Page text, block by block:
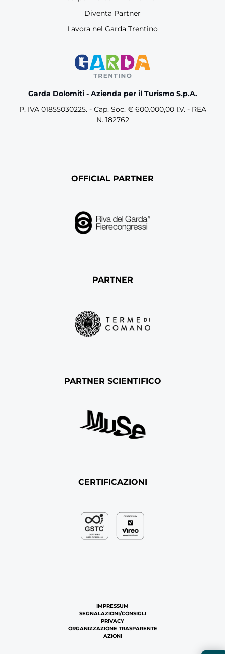
Garda Dolomiti - Azienda per il Turismo S.p.A.
P. IVA 01855030225. - Cap. Soc. € 600.000,00 I.V. - REA
N. 182762
Diventa Partner
Lavora nel Garda Trentino
OFFICIAL PARTNER
PARTNER
PARTNER SCIENTIFICO
CERTIFICAZIONI
IMPRESSUM
SEGNALAZIONI/CONSIGLI
PRIVACY
ORGANIZZAZIONE TRASPARENTE
AZIONI